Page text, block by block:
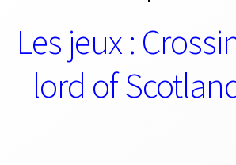
Les jeux :
lord of